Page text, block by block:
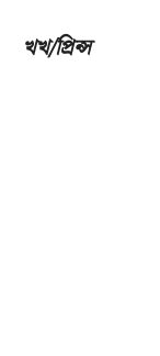
খখ/প্রিন্স